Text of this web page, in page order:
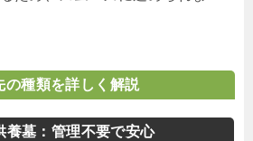
の種類を詳しく解説
養墓：管理不要で安心